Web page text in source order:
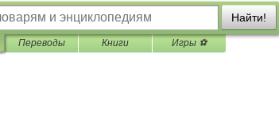
Найти!
Переводы Книги Игры ⚽